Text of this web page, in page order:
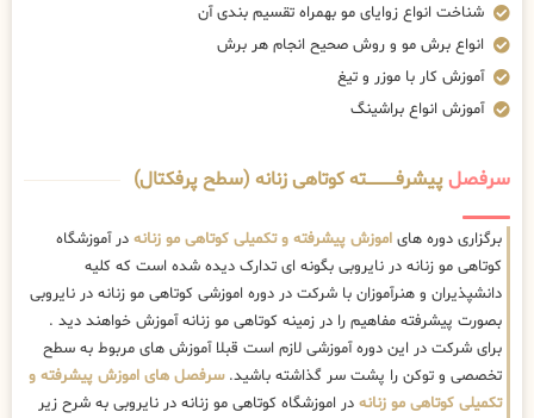
شناخت انواع زوایای مو بهمراه تقسیم بندی آن
انواع برش مو و روش صحیح انجام هر برش
آموزش کار با موزر و تیغ
آموزش انواع براشینگ
سرفصلپیشرفــــــــــــته کوتاهی زنانه (سطح پرفکتال)
برگزاری دوره های اموزش پیشرفته و تکمیلی کوتاهی مو زنانه در آموزشگاه
کوتاهی مو زنانه در نایروبی بگونه ای تدارک دیده شده است که کلیه
دانشپذیران و هنرآموزان با شرکت در دوره اموزشی کوتاهی مو زنانه در نایروبی
بصورت پیشرفته مفاهیم را در زمینه کوتاهی مو زنانه آموزش خواهند دید .
برای شرکت در این دوره آموزشی لازم است قبلا آموزش های مربوط به سطح
تخصصی و توکن را پشت سر گذاشته باشید.سرفصل های اموزش پیشرفته و
تکمیلی کوتاهی مو زنانه در اموزشگاه کوتاهی مو زنانه در نایروبی به شرح زیر